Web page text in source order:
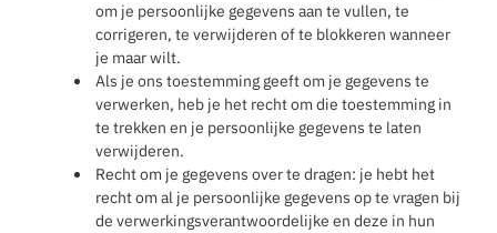
om je persoonlijke gegevens aan te vullen, te
corrigeren, te verwijderen of te blokkeren wanneer
je maar wilt.
Als je ons toestemming geeft om je gegevens te
verwerken, heb je het recht om die toestemming in
te trekken en je persoonlijke gegevens te laten
verwijderen.
Recht om je gegevens over te dragen: je hebt het
recht om al je persoonlijke gegevens op te vragen bij
de verwerkingsverantwoordelijke en deze in hun